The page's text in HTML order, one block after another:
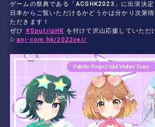
ゲームの祭典である「ACGHK2023」に出演決定
日本からご覧いただけるかどうかは分かり次第
ただきます！
ぜひ #SputripHK を付けて沢山応援していただ
▷ani-com.hk/2022ver/